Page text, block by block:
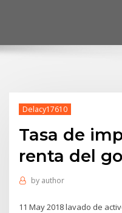
Delacy17610
Tasa de
renta del
by author
11 May 2018 lavado de